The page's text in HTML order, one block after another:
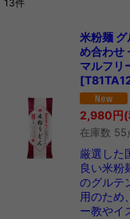
13件
米粉麺
め合わせ
マルフリ
[
2,980円
在庫数 55
厳選した
良い米粉
のグルテ
用のため
ー教やイ